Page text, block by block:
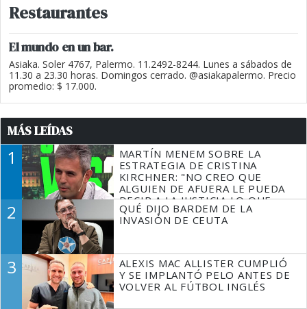
Restaurantes
El mundo en un bar.
Asiaka. Soler 4767, Palermo. 11.2492-8244. Lunes a sábados de
11.30 a 23.30 horas. Domingos cerrado. @asiakapalermo. Precio
promedio: $ 17.000.
MÁS LEÍDAS
1
MARTÍN MENEM SOBRE LA
ESTRATEGIA DE CRISTINA
KIRCHNER: "NO CREO QUE
ALGUIEN DE AFUERA LE PUEDA
DECIR A LA JUSTICIA LO QUE
TIENE QUE HACER"
2
QUÉ DIJO BARDEM DE LA
INVASIÓN DE CEUTA
3
ALEXIS MAC ALLISTER CUMPLIÓ
Y SE IMPLANTÓ PELO ANTES DE
VOLVER AL FÚTBOL INGLÉS